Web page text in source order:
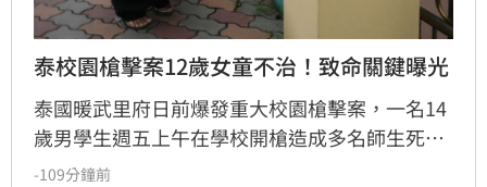
泰校園槍擊案12歲女童不治！致命關鍵曝光
泰國暖武里府日前爆發重大校園槍擊案，一名14
歲男學生週五上午在學校開槍造成多名師生死
傷，之後舉槍自盡，且嫌犯被懷疑案發前已在家
-109分鐘前